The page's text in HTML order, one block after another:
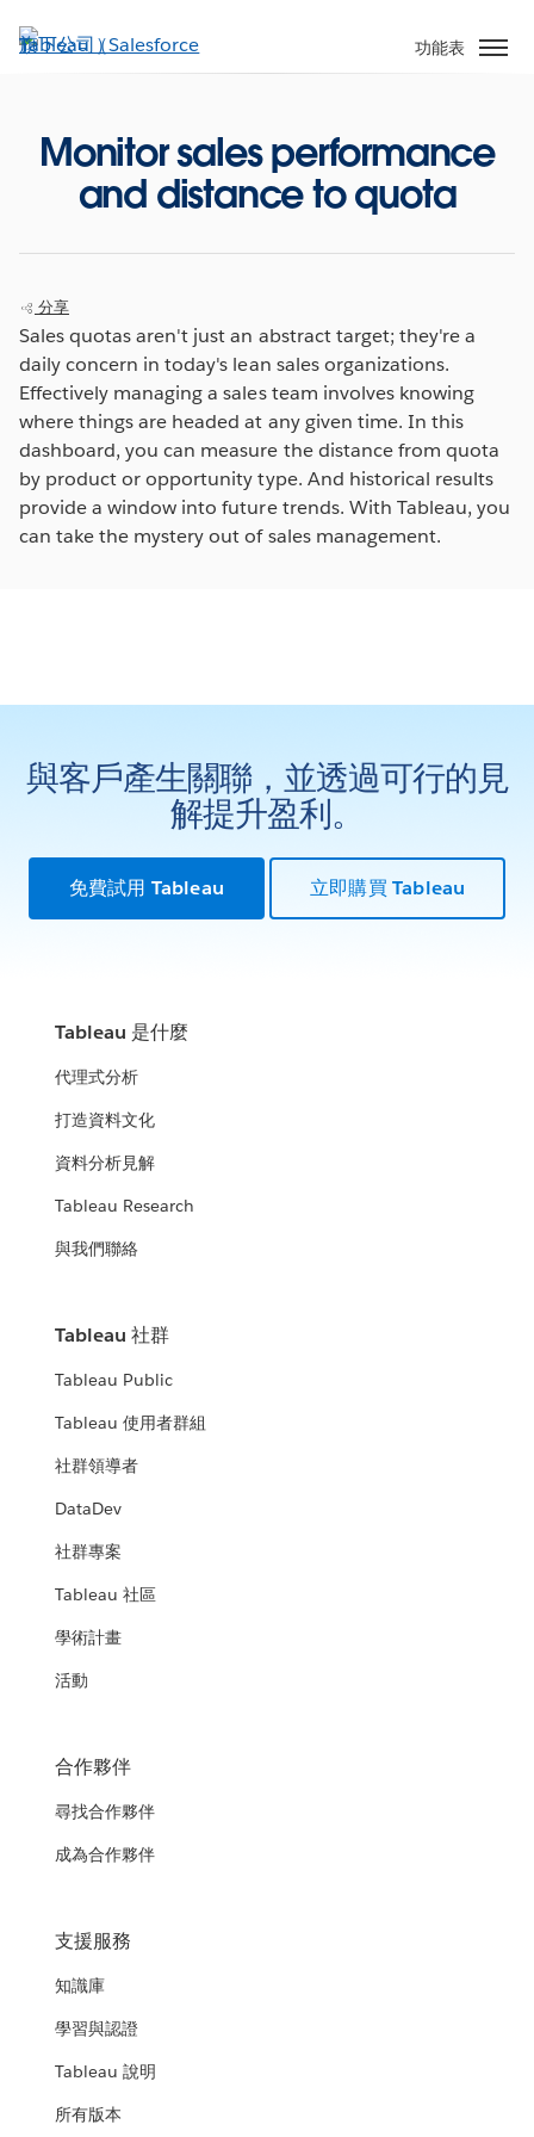
至
功能表
Monitor sales performance
and distance to quota
分享
Sales quotas aren't just an abstract target; they're a
daily concern in today's lean sales organizations.
Effectively managing a sales team involves knowing
where things are headed at any given time. In this
dashboard, you can measure the distance from quota
by product or opportunity type. And historical results
provide a window into future trends. With Tableau, you
can take the mystery out of sales management.
與客戶產生關聯，並透過可行的見
解提升盈利。
免費試用 Tableau 立即購買 Tableau
Tableau 是什麼
代理式分析
打造資料文化
資料分析見解
Tableau Research
與我們聯絡
Tableau 社群
Tableau Public
Tableau 使用者群組
社群領導者
DataDev
社群專案
Tableau 社區
學術計畫
活動
合作夥伴
尋找合作夥伴
成為合作夥伴
支援服務
知識庫
學習與認證
Tableau 說明
所有版本